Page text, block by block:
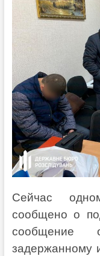
Сейчас
сообщено о
сообщение
задержанному